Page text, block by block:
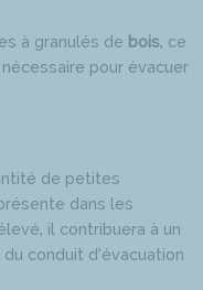
à granulés de bois, ce
pour évacuer
de petites
dans les
il contribuera à un
conduit d’évacuation